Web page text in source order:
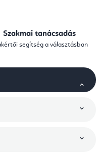
Szakmai tanácsadás
segítség a választásban